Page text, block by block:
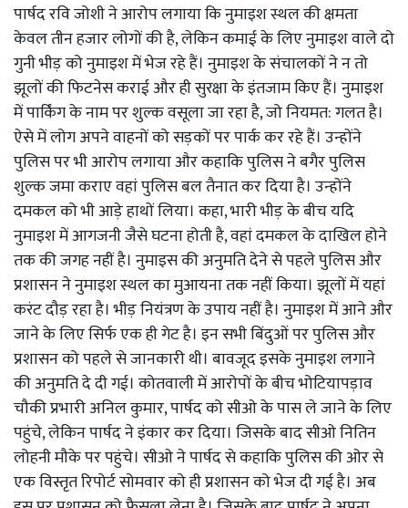
पार्षद रवि जोशी ने आरोप लगाया कि नुमाइश स्थल की क्षमता
केवल तीन हजार लोगों की है, लेकिन कमाई के लिए नुमाइश वाले दो
गुनी भीड़ को नुमाइश में भेज रहे हैं। नुमाइश के संचालकों ने न तो
झूलों की फिटनेस कराई और ही सुरक्षा के इंतजाम किए हैं। नुमाइश
में पार्किंग के नाम पर शुल्क वसूला जा रहा है, जो नियमत: गलत है।
ऐसे में लोग अपने वाहनों को सड़कों पर पार्क कर रहे हैं। उन्होंने
पुलिस पर भी आरोप लगाया और कहाकि पुलिस ने बगैर पुलिस
शुल्क जमा कराए वहां पुलिस बल तैनात कर दिया है। उन्होंने
दमकल को भी आड़े हाथों लिया। कहा, भारी भीड़ के बीच यदि
नुमाइश में आगजनी जैसे घटना होती है, वहां दमकल के दाखिल होने
तक की जगह नहीं है। नुमाइस की अनुमति देने से पहले पुलिस और
प्रशासन ने नुमाइश स्थल का मुआयना तक नहीं किया। झूलों में यहां
करंट दौड़ रहा है। भीड़ नियंत्रण के उपाय नहीं है। नुमाइश में आने और
जाने के लिए सिर्फ एक ही गेट है। इन सभी बिंदुओं पर पुलिस और
प्रशासन को पहले से जानकारी थी। बावजूद इसके नुमाइश लगाने
की अनुमति दे दी गई। कोतवाली में आरोपों के बीच भोटियापड़ाव
चौकी प्रभारी अनिल कुमार, पार्षद को सीओ के पास ले जाने के लिए
पहुंचे, लेकिन पार्षद ने इंकार कर दिया। जिसके बाद सीओ नितिन
लोहनी मौके पर पहुंचे। सीओ ने पार्षद से कहाकि पुलिस की ओर से
एक विस्तृत रिपोर्ट सोमवार को ही प्रशासन को भेज दी गई है। अब